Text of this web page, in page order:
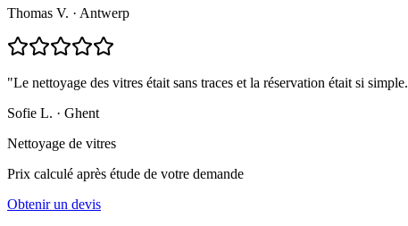
Thomas V. · Antwerp
"Le nettoyage des vitres était sans traces et la réservation était si simple.
Sofie L. · Ghent
Nettoyage de vitres
Prix calculé après étude de votre demande
Obtenir un devis